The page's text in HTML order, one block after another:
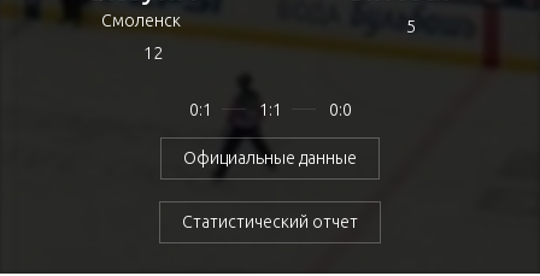
Смоленск
12
0:1 1:1 0:0
Официальные данные
Статистический отчет
5